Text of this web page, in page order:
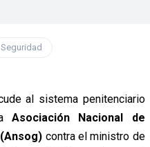
Seguridad
al sistema penitenciario
Asociación Nacional de
contra el ministro de